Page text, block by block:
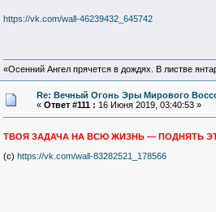
https://vk.com/wall-46239432_645742
«Осенний Ангел прячется в дождях. В листве
Re: Вечный Огонь Эры Мирового
« Ответ #111 : 16 Июня 2019, 03:40:53 »
ТВОЯ ЗАДАЧА НА ВСЮ ЖИЗНЬ — ПОДНЯТЬ
(с) https://vk.com/wall-83282521_178566